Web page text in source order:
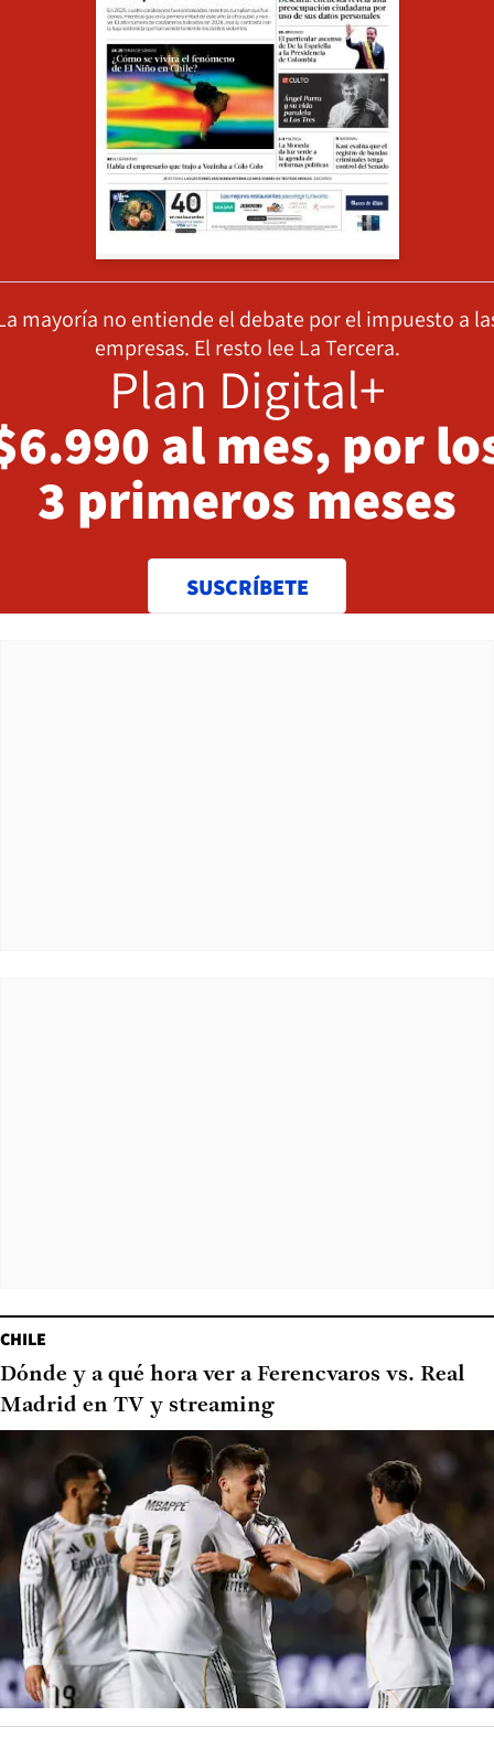
mayoría no entiende el debate por el impuesto a
empresas. El resto lee La Tercera.
Plan Digital+
al mes, por
3 primeros meses
SUSCRÍBETE
CHILE
Dónde y a qué hora ver a Ferencvaros vs. Real
Madrid en TV y streaming